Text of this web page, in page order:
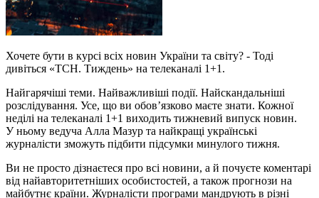
Хочете бути в курсі всіх новин України та світу? - Тоді
дивіться «ТСН. Тиждень» на телеканалі 1+1.
Найгарячіші теми. Найважливіші події. Найскандальніші
розслідування. Усе, що ви обов’язково маєте знати. Кожної
неділі на телеканалі 1+1 виходить тижневий випуск новин.
У ньому ведуча Алла Мазур та найкращі українські
журналісти зможуть підбити підсумки минулого тижня.
Ви не просто дізнаєтеся про всі новини, а й почуєте коментарі
від найавторитетніших особистостей, а також прогнози на
майбутнє країни. Журналісти програми мандрують в різні